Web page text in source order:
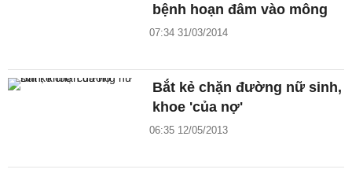
bệnh hoạn đâm vào mông
07:34 31/03/2014
Bắt kẻ chặn đường nữ sinh,
khoe 'của nợ'
06:35 12/05/2013